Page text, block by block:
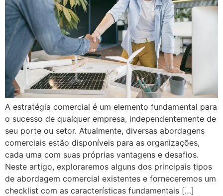
A estratégia comercial é um elemento fundamental para
o sucesso de qualquer empresa, independentemente de
seu porte ou setor. Atualmente, diversas abordagens
comerciais estão disponíveis para as organizações,
cada uma com suas próprias vantagens e desafios.
Neste artigo, exploraremos alguns dos principais tipos
de abordagem comercial existentes e forneceremos um
checklist com as características fundamentais […]